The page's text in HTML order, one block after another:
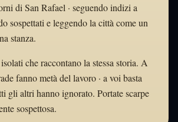
di San Rafael · seguendo indizi a
sospettati e leggendo la città come un
stanza.
che raccontano la stessa storia. A
fanno metà del lavoro · a voi basta
gli altri hanno ignorato. Portate scarpe
sospettosa.